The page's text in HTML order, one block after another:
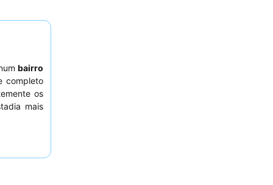
bairro
completo
os
mais